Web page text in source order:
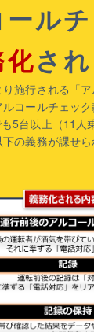
ル
され
施行される「
ルコールチェッ
5台以上（11人
下の義務が課せら